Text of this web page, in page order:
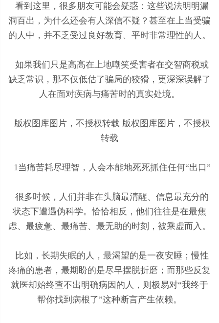
看到这里，很多朋友可能会疑惑：这些说法明明漏
洞百出，为什么还会有人深信不疑？甚至在上当受骗
的人中，并不乏受过良好教育、平时非常理性的人。
如果我们只是高高在上地嘲笑受害者在交智商税或
缺乏常识，那不仅低估了骗局的狡猾，更深深误解了
人在面对疾病与痛苦时的真实处境。
版权图库图片，不授权转载 版权图库图片，不授权
转载
1当痛苦耗尽理智，人会本能地死死抓住任何“出口”
很多时候，人们并非在头脑最清醒、信息最充分的
状态下遭遇伪科学。恰恰相反，他们往往是在最焦
虑、最疲惫、最痛苦、最无助的时刻，被乘虚而入。
比如，长期失眠的人，最渴望的是一夜安睡；慢性
疼痛的患者，最期盼的是尽早摆脱折磨；而那些反复
就医却始终查不出明确病因的人，则极易对“我终于
帮你找到病根了”这种断言产生依赖。